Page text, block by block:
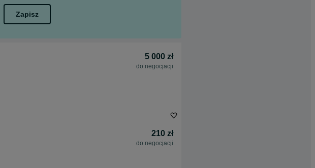
Zapisz
5 000 zł
do negocjacji
210 zł
do negocjacji